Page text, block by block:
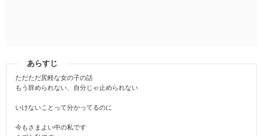
あらすじ
ただただ尻軽な女の子の話
もう辞められない、自分じゃ止められない
いけないことって分かってるのに
今もさまよい中の私です